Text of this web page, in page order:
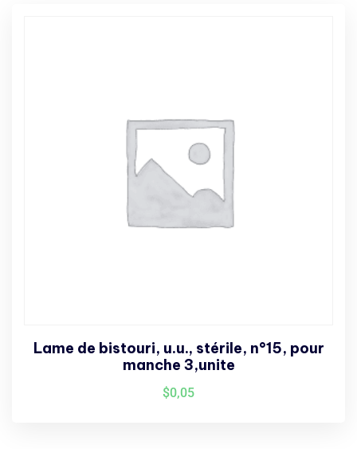
Lame de bistouri, u.u., stérile, n°15, pour
manche 3,unite
$0,05